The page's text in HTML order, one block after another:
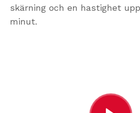
skärning och en hastighet
minut.